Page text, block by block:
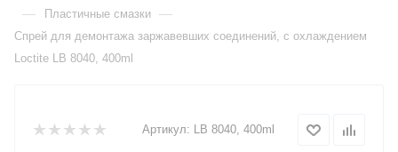
— Пластичные смазки —
Спрей для демонтажа заржавевших соединений, с охлаждением
Loctite LB 8040, 400ml
Артикул: LB 8040, 400ml